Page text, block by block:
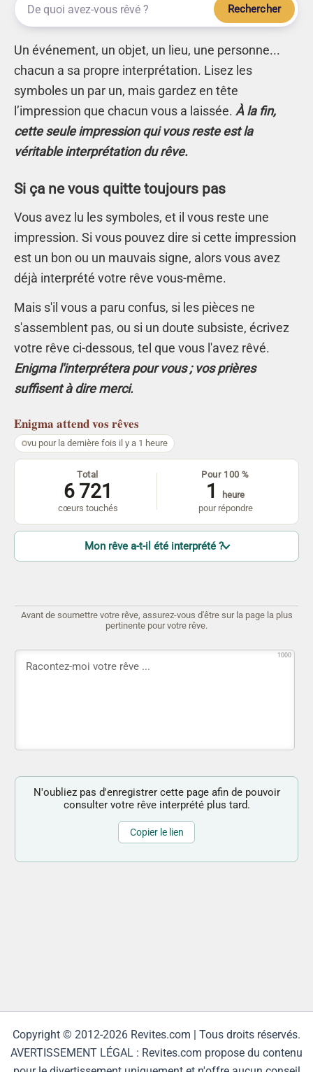
Rechercher
Un événement, un objet, un lieu, une personne...
chacun a sa propre interprétation. Lisez les
symboles un par un, mais gardez en tête
l’impression que chacun vous a laissée. À la fin,
cette seule impression qui vous reste est la
véritable interprétation du rêve.
Si ça ne vous quitte toujours pas
Vous avez lu les symboles, et il vous reste une
impression. Si vous pouvez dire si cette impression
est un bon ou un mauvais signe, alors vous avez
déjà interprété votre rêve vous-même.
Mais s'il vous a paru confus, si les pièces ne
s'assemblent pas, ou si un doute subsiste, écrivez
votre rêve ci-dessous, tel que vous l'avez rêvé.
Enigma l'interprétera pour vous ; vos prières
suffisent à dire merci.
Enigma attend vos rêves
vu pour la dernière fois il y a 1 heure
Total
6 721
cœurs touchés
Pour 100 %
1
heure
pour répondre
Mon rêve a-t-il été interprété ?
Avant de soumettre votre rêve, assurez-vous d'être sur la page la plus
pertinente pour votre rêve.
1000
N'oubliez pas d'enregistrer cette page afin de pouvoir
consulter votre rêve interprété plus tard.
Copier le lien
Copyright © 2012-2026 Revites.com | Tous droits réservés.
AVERTISSEMENT LÉGAL : Revites.com propose du contenu